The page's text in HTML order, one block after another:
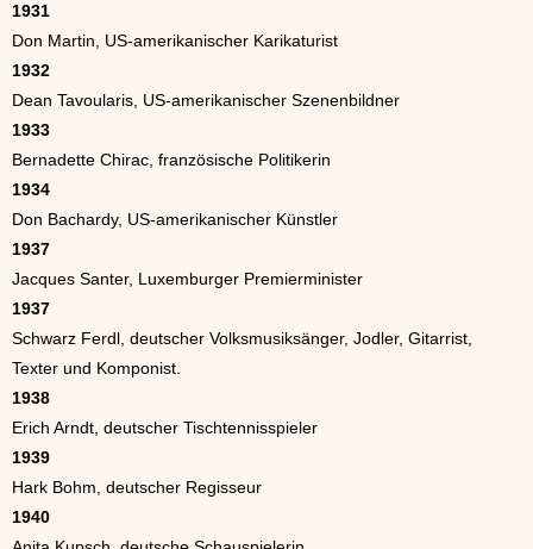
1931
Don Martin, US-amerikanischer Karikaturist
1932
Dean Tavoularis, US-amerikanischer Szenenbildner
1933
Bernadette Chirac, französische Politikerin
1934
Don Bachardy, US-amerikanischer Künstler
1937
Jacques Santer, Luxemburger Premierminister
1937
Schwarz Ferdl, deutscher Volksmusiksänger, Jodler, Gitarrist,
Texter und Komponist.
1938
Erich Arndt, deutscher Tischtennisspieler
1939
Hark Bohm, deutscher Regisseur
1940